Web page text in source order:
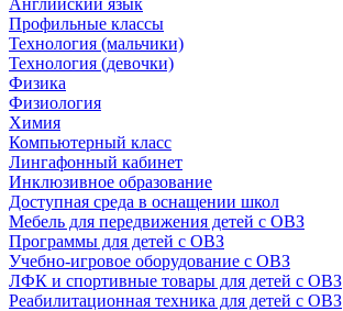
Английский язык
Профильные классы
Технология (мальчики)
Технология (девочки)
Физика
Физиология
Химия
Компьютерный класс
Лингафонный кабинет
Инклюзивное образование
Доступная среда в оснащении школ
Мебель для передвижения детей с ОВЗ
Программы для детей с ОВЗ
Учебно-игровое оборудование с ОВЗ
ЛФК и спортивные товары для детей с ОВЗ
Реабилитационная техника для детей с ОВЗ